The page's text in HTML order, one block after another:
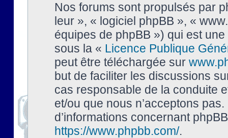
Nos forums sont propulsés par
leur », « logiciel phpBB », «
équipes de phpBB ») qui est
sous la « Licence Publique
peut être téléchargée sur
but de faciliter les discussions
cas responsable de la conduite
et/ou que nous n’acceptons
d’informations concernant
https://www.phpbb.com/.